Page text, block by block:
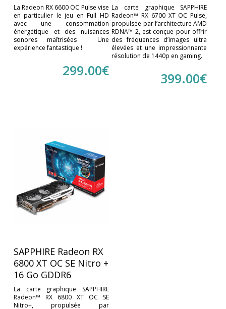
La Radeon RX 6600 OC Pulse vise
en particulier le jeu en Full HD
avec une consommation
énergétique et des nuisances
sonores maîtrisées : Une
expérience fantastique !
299.00€
La carte graphique SAPPHIRE
Radeon™ RX 6700 XT OC Pulse,
propulsée par l’architecture AMD
RDNA™ 2, est conçue pour offrir
des fréquences d’images ultra
élevées et une impressionnante
résolution de 1440p en gaming.
399.00€
SAPPHIRE Radeon RX
6800 XT OC SE Nitro +
16 Go GDDR6
La carte graphique SAPPHIRE
Radeon™ RX 6800 XT OC SE
Nitro+, propulsée par